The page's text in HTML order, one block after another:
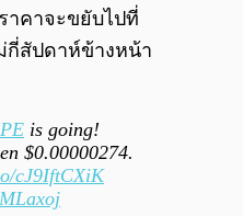
าคาจะขยับไปที่
กี่สัปดาห์ข้างหน้า
is going!
$0.00000274.
cJ9IftCXiK